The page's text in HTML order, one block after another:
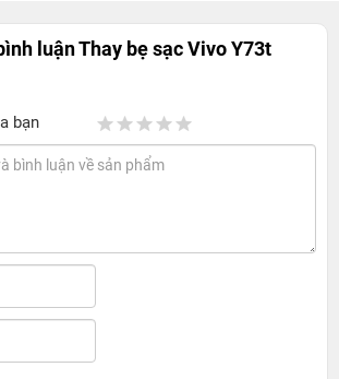
luậnThay bẹ sạc Vivo Y73t
bạn